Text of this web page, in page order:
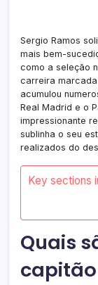
Sergio Ramos
mais bem-
como a seleção
carreira
acumulou
Real Madrid e o
impressionante
sublinha o seu
realizados do
Key sections
Quais
capitão